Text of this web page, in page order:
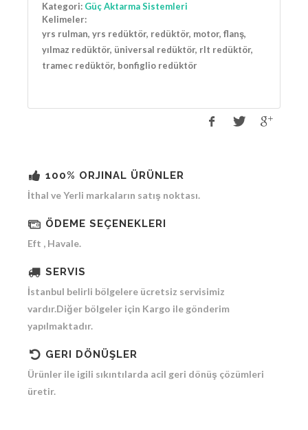
Kategori: Güç Aktarma Sistemleri
Kelimeler:
yrs rulman, yrs redüktör, redüktör, motor, flanş,
yılmaz redüktör, üniversal redüktör, rlt redüktör,
tramec redüktör, bonfiglio redüktör
100% ORJINAL ÜRÜNLER
İthal ve Yerli markaların satış noktası.
ÖDEME SEÇENEKLERI
Eft , Havale.
SERVIS
İstanbul belirli bölgelere ücretsiz servisimiz
vardır.Diğer bölgeler için Kargo ile gönderim
yapılmaktadır.
GERI DÖNÜŞLER
Ürünler ile igili sıkıntılarda acil geri dönüş çözümleri
üretir.